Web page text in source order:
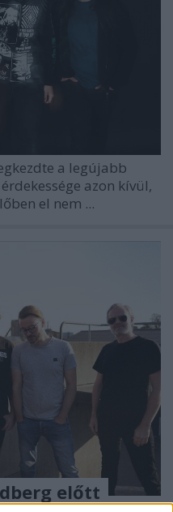
a legújabb
azon kívül,
el nem ...
előtt